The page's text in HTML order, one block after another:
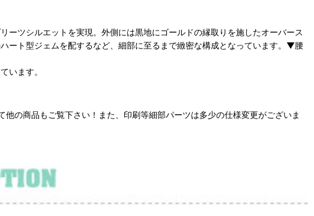
ツシルエットを実現。外側には黒地にゴールドの縁取りを施したオーバース
ート型ジェムを配するなど、細部に至るまで緻密な構成となっています。​▼腰
います。
他の商品もご覧下さい！また、印刷等細部パーツは多少の仕様変更がございま